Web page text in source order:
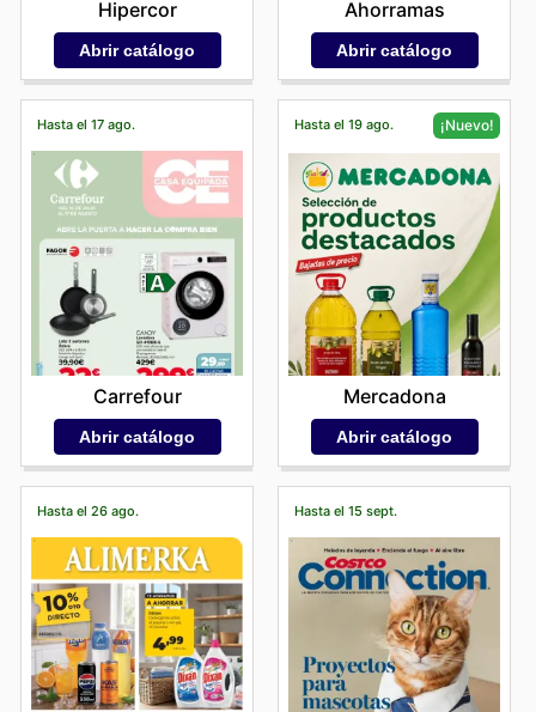
Hipercor
Abrir catálogo
Ahorramas
Abrir catálogo
Hasta el 17 ago.
Carrefour
Abrir catálogo
Hasta el 19 ago. ¡Nuevo!
Mercadona
Abrir catálogo
Hasta el 26 ago. Hasta el 15 sept.